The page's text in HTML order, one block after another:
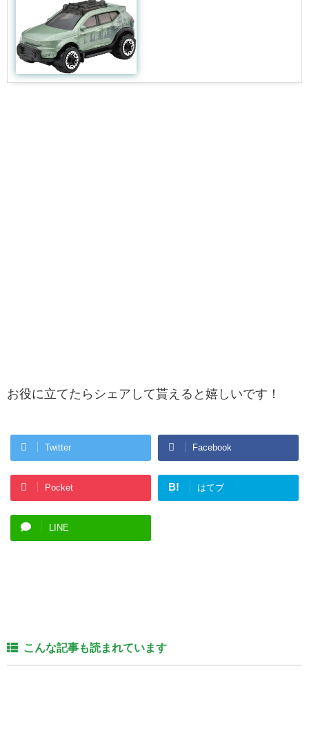
お役に立てたらシェアして貰えると嬉しいです！
Twitter Facebook
Pocket B! はてブ
LINE
こんな記事も読まれています